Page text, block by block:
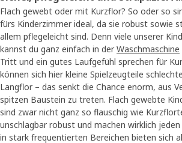
Flach gewebt oder mit Kurzflor? So oder so
fürs Kinderzimmer ideal, da sie robust sowie
allem pflegeleicht sind. Denn viele unserer
kannst du ganz einfach in der Waschmaschine
Tritt und ein gutes Laufgefühl sprechen für
können sich hier kleine Spielzeugteile
Langflor – das senkt die Chance enorm, aus
spitzen Baustein zu treten. Flach gewebte
sind zwar nicht ganz so flauschig wie
unschlagbar robust und machen wirklich
in stark frequentierten Bereichen bieten sich